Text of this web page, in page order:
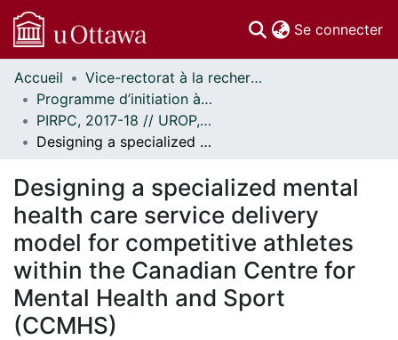
Se connecter
Communautés
et collections
Parcourir
Statistiques
À propos
Accueil
Vice-rectorat à la recherche // Office of the V-P, Research
Programme d’initiation à la recherche au premier cycle (PIRPC) // Undergraduate Research Opportunity Program (UROP)
PIRPC, 2017-18 // UROP, 2017-18
Designing a specialized mental health care service delivery model for competitive athletes within the Canadian Centre for Mental Health and Sport (CCMHS)
Designing a specialized mental
health care service delivery
model for competitive athletes
within the Canadian Centre for
Mental Health and Sport
(CCMHS)